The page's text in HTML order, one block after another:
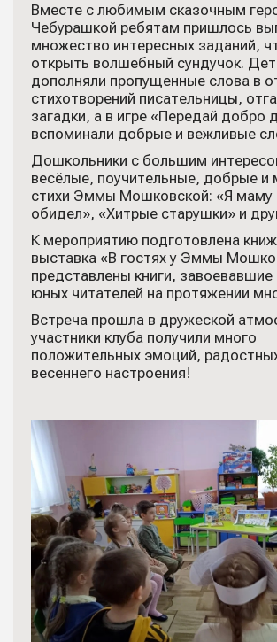
Вместе с любимым сказочным
Чебурашкой ребятам пришлось
множество интересных заданий,
открыть волшебный сундучок.
дополняли пропущенные слова в
стихотворений писательницы,
загадки, а в игре «Передай добро
вспоминали добрые и вежливые
Дошкольники с большим
весёлые, поучительные, добрые и
стихи Эммы Мошковской: «Я маму
обидел», «Хитрые старушки» и
К мероприятию подготовлена
выставка «В гостях у Эммы
представлены книги, завоевавшие
юных читателей на протяжении
Встреча прошла в дружеской
участники клуба получили много
положительных эмоций,
весеннего настроения!